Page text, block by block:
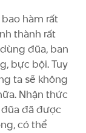
hàm rất
thành rất
đũa, ban
bực bội. Tuy
ta sẽ không
Nhận thức
đã được
có thể